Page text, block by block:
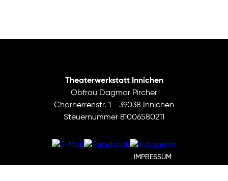
Theaterwerkstatt Innichen
Obfrau Dagmar Pircher
Chorherrenstr. 1 - 39038 Innichen
Steuernummer 81006580211
IMPRESSUM